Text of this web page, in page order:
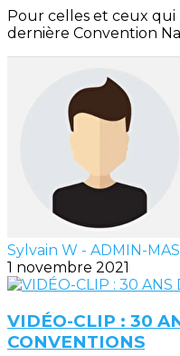
Pour celles et ceux qui
dernière Convention
Sylvain W - ADMIN-
1 novembre 2021
VIDÉO-CLIP : 30
CONVENTIONS